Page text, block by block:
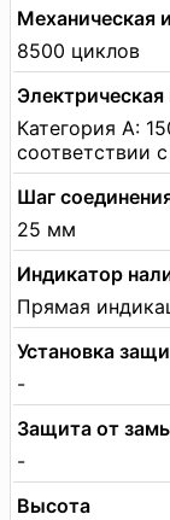
Механическая
8500 циклов
Категория А:
соответствии
Шаг
25 мм
Индикатор
Прямая
Установка
-
Защита от
-
Высота